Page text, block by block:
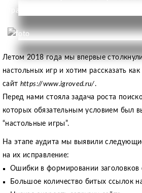
Летом 2018 года мы впервые
настольных игр и хотим рассказать
сайт https://www.igroved.ru/.
Перед нами стояла задача роста
которых обязательным условием был
“настольные игры”.
На этапе аудита мы выявили
на их исправление:
Ошибки в формировании заголовков
Большое количество битых ссылок